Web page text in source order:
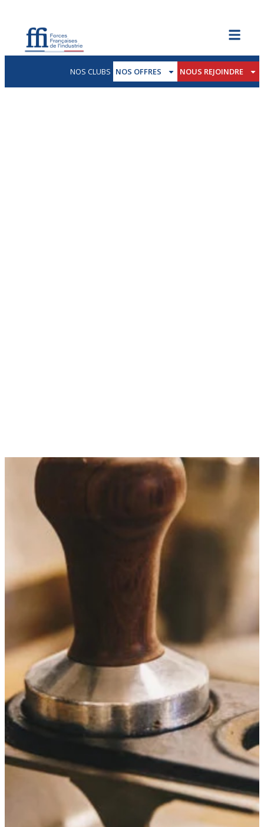
NOS CLUBS NOS OFFRES NOUS REJOINDRE